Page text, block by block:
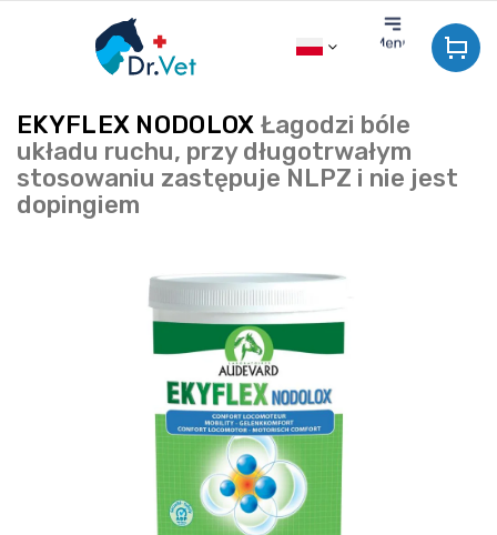
EKYFLEX NODOLOX Łagodzi bóle
układu ruchu, przy długotrwałym
stosowaniu zastępuje NLPZ i nie jest
dopingiem